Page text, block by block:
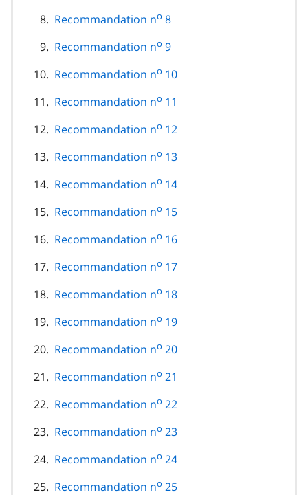
Recommandation no 8
Recommandation no 9
Recommandation no 10
Recommandation no 11
Recommandation no 12
Recommandation no 13
Recommandation no 14
Recommandation no 15
Recommandation no 16
Recommandation no 17
Recommandation no 18
Recommandation no 19
Recommandation no 20
Recommandation no 21
Recommandation no 22
Recommandation no 23
Recommandation no 24
Recommandation no 25